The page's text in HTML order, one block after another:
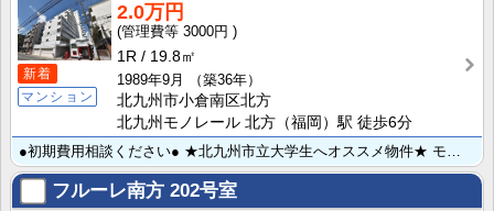
新着
マンション
2.0万円
3000円
1R
19.8㎡
1989年9月
（築36年）
北九州市小倉南区北方
北九州モノレール 北方（福岡）駅 徒歩6分
フルーレ南方 202号室